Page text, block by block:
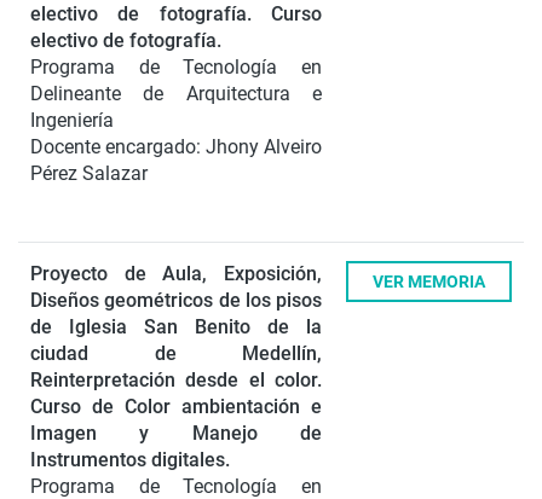
electivo de fotografía. Curso
electivo de fotografía.
Programa de Tecnología en
Delineante de Arquitectura e
Ingeniería
Docente encargado: Jhony Alveiro
Pérez Salazar
Proyecto de Aula, Exposición,
Diseños geométricos de los pisos
de Iglesia San Benito de la
ciudad de Medellín,
Reinterpretación desde el color.
Curso de Color ambientación e
Imagen y Manejo de
Instrumentos digitales.
Programa de Tecnología en
VER MEMORIA